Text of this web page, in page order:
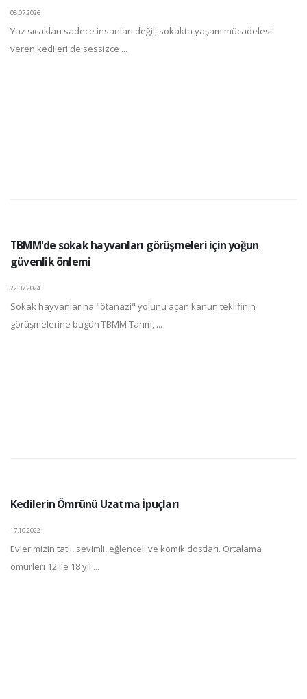
08.07.2026
Yaz sıcakları sadece insanları değil, sokakta yaşam mücadelesi
veren kedileri de sessizce ...
TBMM'de sokak hayvanları görüşmeleri için yoğun
güvenlik önlemi
22.07.2024
Sokak hayvanlarına "ötanazi" yolunu açan kanun teklifinin
görüşmelerine bugün TBMM Tarım, ...
Kedilerin Ömrünü Uzatma İpuçları
17.10.2022
Evlerimizin tatlı, sevimli, eğlenceli ve komik dostları. Ortalama
ömürleri 12 ile 18 yıl ...